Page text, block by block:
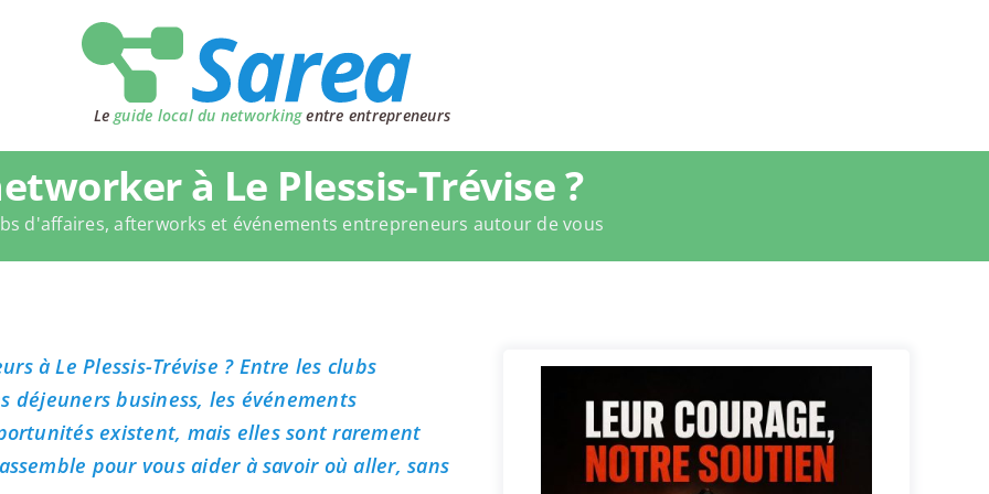
Le guide local du networkingentre entrepreneurs
à Le Plessis-Trévise ?
d'affaires, afterworks et événements entrepreneurs autour de vous
à Le Plessis-Trévise ? Entre les clubs
déjeuners business, les événements
existent, mais elles sont rarement
pour vous aider à savoir où aller, sans